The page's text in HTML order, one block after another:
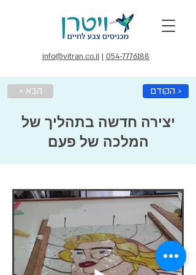
info@vitran.co.il | 054-7776188
< הבא הקודם >
יצירה חדשה בתהליך של
המלכה של פעם